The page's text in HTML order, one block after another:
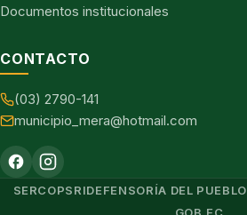
Documentos institucionales
CONTACTO
(03) 2790-141
municipio_mera@hotmail.com
SERCOPSRIDEFENSORÍA DEL PUEBLO